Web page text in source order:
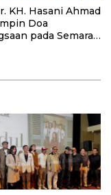
KH. Hasani Ahmad
Doa
pada Semarak